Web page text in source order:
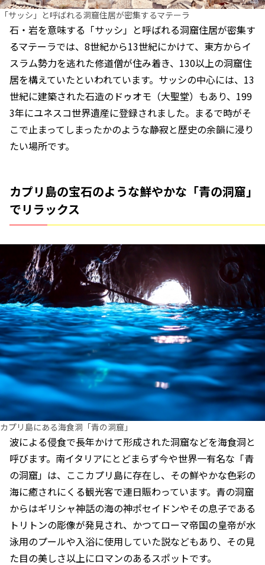
「サッシ」と呼ばれる洞窟住居が密集するマテーラ
石・岩を意味する「サッシ」と呼ばれる洞窟住居が密集す
るマテーラでは、8世紀から13世紀にかけて、東方からイ
スラム勢力を逃れた修道僧が住み着き、130以上の洞窟住
居を構えていたといわれています。サッシの中心には、13
世紀に建築された石造のドゥオモ（大聖堂）もあり、199
3年にユネスコ世界遺産に登録されました。まるで時がそ
こで止まってしまったかのような静寂と歴史の余韻に浸り
たい場所です。
カプリ島の宝石のような鮮やかな「青の洞窟」
でリラックス
カプリ島にある海食洞「青の洞窟」
波による侵食で長年かけて形成された洞窟などを海食洞と
呼びます。南イタリアにとどまらず今や世界一有名な「青
の洞窟」は、ここカプリ島に存在し、その鮮やかな色彩の
海に癒されにくる観光客で連日賑わっています。青の洞窟
からはギリシャ神話の海の神ポセイドンやその息子である
トリトンの彫像が発見され、かつてローマ帝国の皇帝が水
泳用のプールや入浴に使用していた説などもあり、その見
た目の美しさ以上にロマンのあるスポットです。